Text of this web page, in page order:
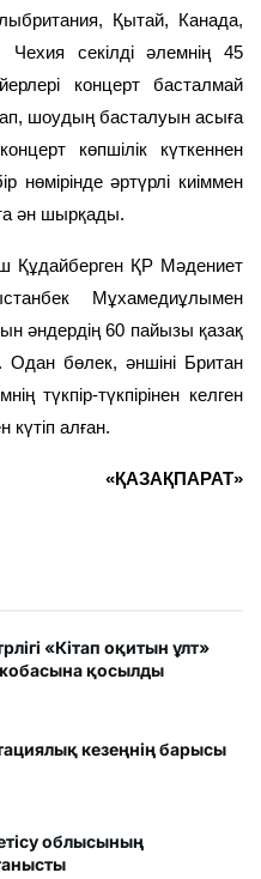
Қытай, Канада,
секілді әлемнің 45
концерт басталмай
шоудың басталуын асыға
көпшілік күткеннен
нөмірінде әртүрлі киіммен
ән шырқады.
Құдайберген ҚР Мәдениет
Мұхамедиұлымен
әндердің 60 пайызы қазақ
Одан бөлек, әншіні Британ
түкпір-түкпірінен келген
күтіп алған.
«ҚАЗАҚПАРАТ»
«Кітап оқитын ұлт»
қосылды
кезеңнің барысы
облысының